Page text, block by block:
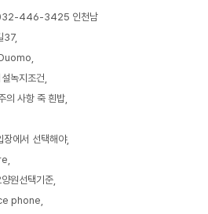
032-446-3425 인천남
37
녹지조건
의 사항 죽 흰밥
장에서 선택해야
원선택기준
phone